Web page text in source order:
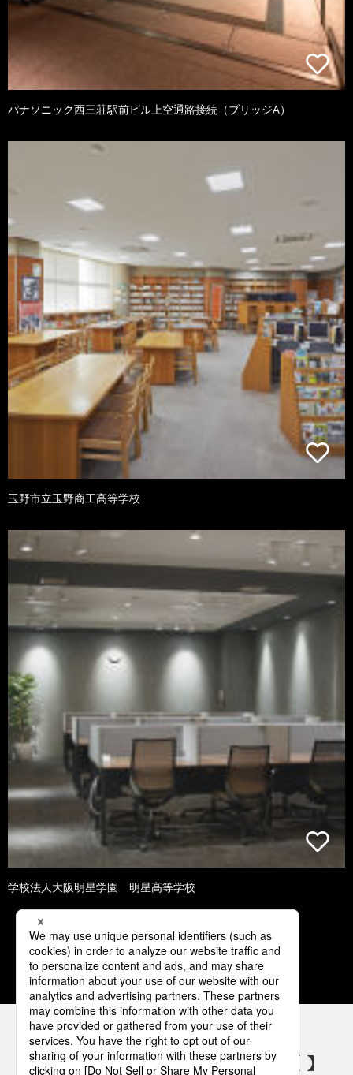
パナソニック西三荘駅前ビル上空通路接続（ブリッジA）
玉野市立玉野商工高等学校
学校法人大阪明星学園 明星高等学校
1 2 3 4 5
パナソニックの電気設備 SNSアカウント